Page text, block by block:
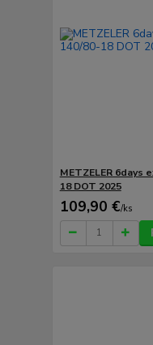
METZELER 6days
18 DOT 2025
109,90 €/ks